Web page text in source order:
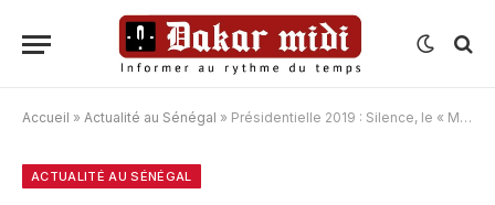
Accueil » Actualité au Sénégal » Présidentielle 2019 : Silence, le « Macky » liquide ses adversaires
ACTUALITÉ AU SÉNÉGAL